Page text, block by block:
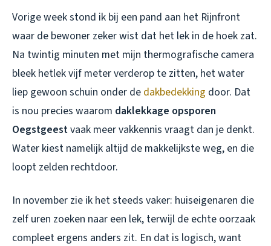
Vorige week stond ik bij een pand aan het Rijnfront
waar de bewoner zeker wist dat het lek in de hoek zat.
Na twintig minuten met mijn thermografische camera
bleek hetlek vijf meter verderop te zitten, het water
liep gewoon schuin onder de dakbedekking door. Dat
is nou precies waarom daklekkage opsporen
Oegstgeestvaak meer vakkennis vraagt dan je denkt.
Water kiest namelijk altijd de makkelijkste weg, en die
loopt zelden rechtdoor.
In november zie ik het steeds vaker: huiseigenaren die
zelf uren zoeken naar een lek, terwijl de echte oorzaak
compleet ergens anders zit. En dat is logisch, want